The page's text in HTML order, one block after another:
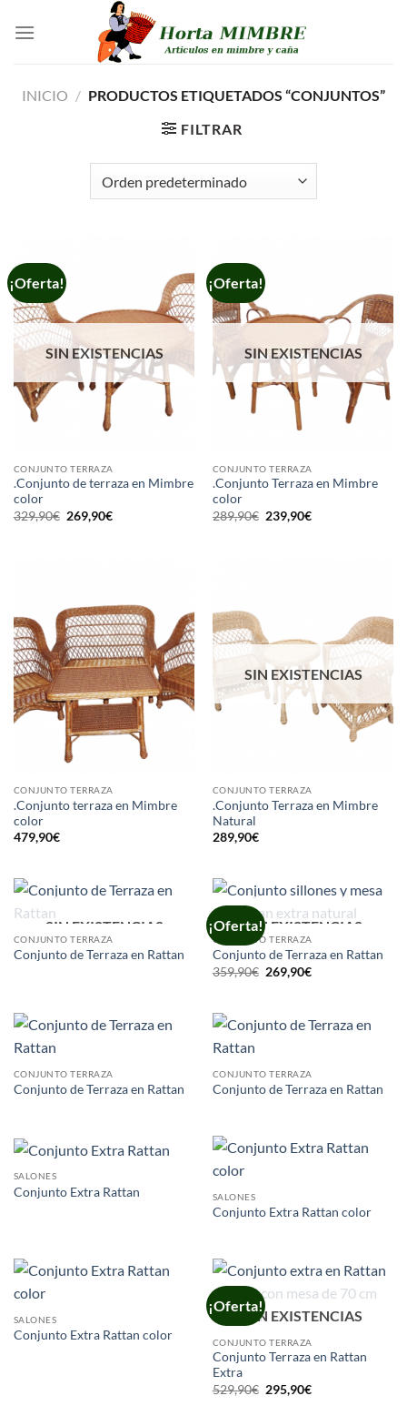
INICIO / PRODUCTOS ETIQUETADOS “CONJUNTOS”
FILTRAR
¡Oferta!
SIN EXISTENCIAS
CONJUNTO TERRAZA
.Conjunto de terraza en Mimbre
color
329,90€ El
precio
269,90€El
¡Oferta!
SIN EXISTENCIAS
CONJUNTO TERRAZA
.Conjunto Terraza en Mimbre
color
289,90€ El
precio
239,90€El
CONJUNTO TERRAZA
.Conjunto terraza en Mimbre
color
479,90€
SIN EXISTENCIAS
CONJUNTO TERRAZA
.Conjunto Terraza en Mimbre
Natural
289,90€
SIN EXISTENCIAS
CONJUNTO TERRAZA
Conjunto de Terraza en Rattan
¡Oferta!SIN EXISTENCIAS
CONJUNTO TERRAZA
Conjunto de Terraza en Rattan
359,90€ El
precio
359,90€.
269,90€El
269,90€.
CONJUNTO TERRAZA
Conjunto de Terraza en Rattan
CONJUNTO TERRAZA
Conjunto de Terraza en Rattan
SALONES
Conjunto Extra Rattan SALONES
Conjunto Extra Rattan color
SALONES
Conjunto Extra Rattan color
¡Oferta!
SIN EXISTENCIAS
CONJUNTO TERRAZA
Conjunto Terraza en Rattan
Extra
529,90€ El
precio
295,90€El